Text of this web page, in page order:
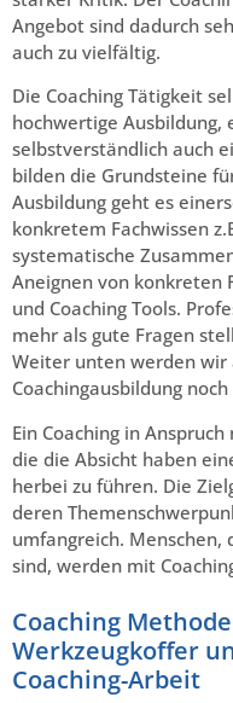
Angebot sind dadurch
auch zu vielfältig.
Die Coaching Tätigkeit
hochwertige Ausbildung,
selbstverständlich auch
bilden die Grundsteine
Ausbildung geht es
konkretem Fachwissen
systematische
Aneignen von konkreten
und Coaching Tools.
mehr als gute Fragen
Weiter unten werden wir
Coachingausbildung
Ein Coaching in
die die Absicht haben
herbei zu führen. Die
deren
umfangreich.
sind, werden mit
Coaching
Werkzeugkoffer
Coaching-Arbeit